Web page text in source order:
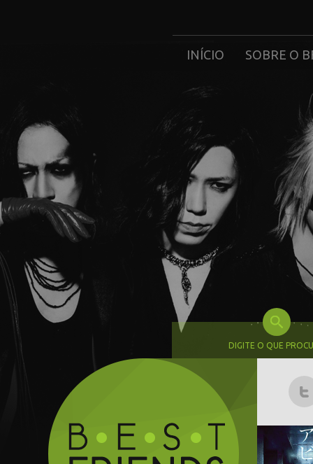
INÍCIO SOBRE O
DIGITE O QUE